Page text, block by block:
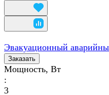
Эвакуационный
Заказать
Мощность, Вт
:
3